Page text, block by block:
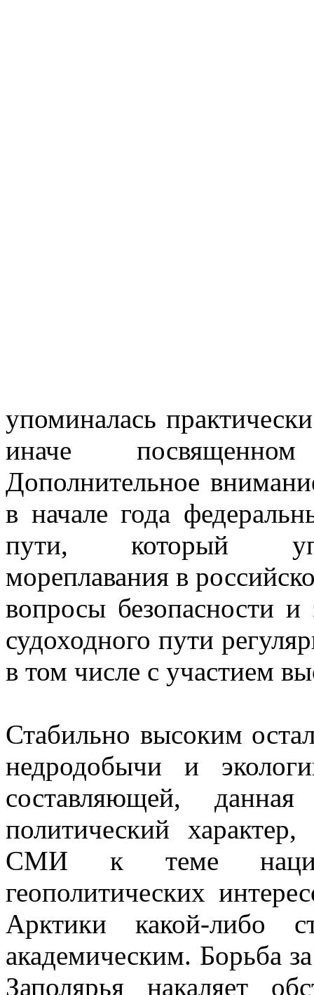
упоминалась
иначе
Дополнительное
в начале года
пути, который
мореплавания в
вопросы безопасности и
судоходного пути
в том числе с участием
Стабильно высоким
недродобычи и
составляющей,
политический
СМИ к теме
геополитических
Арктики какой-либо
академическим. Борьба
Заполярья накаляет